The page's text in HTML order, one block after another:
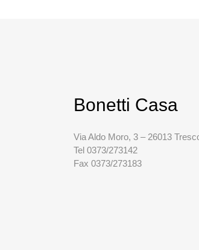
Bonetti Casa
Via Aldo Moro, 3 – 26013
Tel 0373/273142
Fax 0373/273183